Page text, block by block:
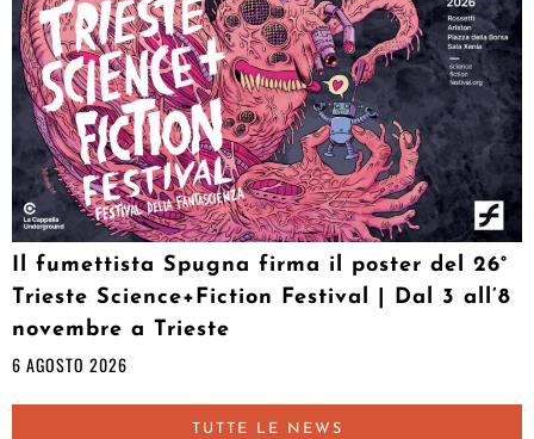
Il fumettista Spugna firma il poster del 26°
Trieste Science+Fiction Festival | Dal 3 all’8
novembre a Trieste
6 AGOSTO 2026
TUTTE LE NEWS